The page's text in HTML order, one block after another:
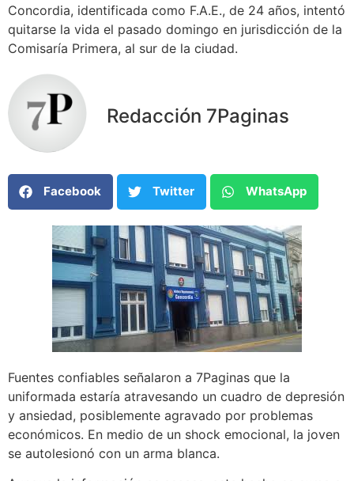
Concordia, identificada como F.A.E., de 24 años, intentó
quitarse la vida el pasado domingo en jurisdicción de la
Comisaría Primera, al sur de la ciudad.
Redacción 7Paginas
Facebook Twitter WhatsApp
Fuentes confiables señalaron a 7Paginas que la
uniformada estaría atravesando un cuadro de depresión
y ansiedad, posiblemente agravado por problemas
económicos. En medio de un shock emocional, la joven
se autolesionó con un arma blanca.